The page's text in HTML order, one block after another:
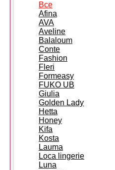
Все
Afina
AVA
Aveline
Balaloum
Conte
Fashion
Fleri
Formeasy
FUKO UB
Giulia
Golden Lady
Hetta
Honey
Kifa
Kosta
Lauma
Loca lingerie
Luna